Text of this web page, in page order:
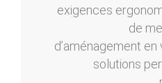
exigences
de
d’aménagement
solutions